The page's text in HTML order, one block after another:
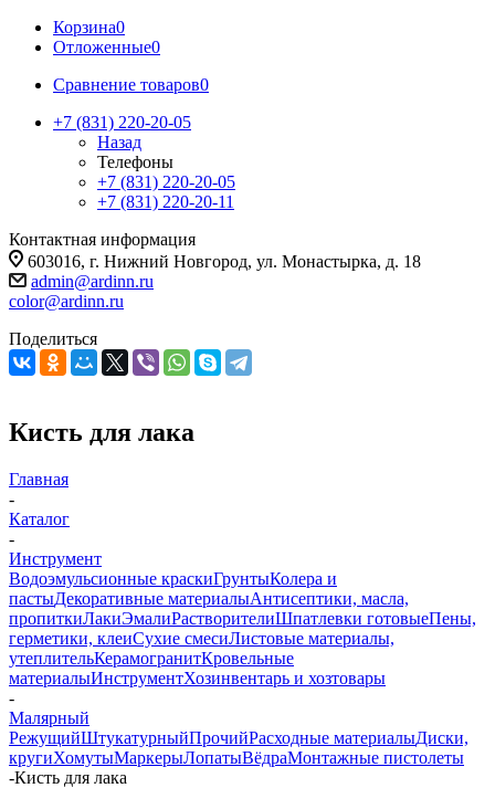
Корзина0
Отложенные0
Сравнение товаров0
+7 (831) 220-20-05
Назад
Телефоны
+7 (831) 220-20-05
+7 (831) 220-20-11
Контактная информация
603016, г. Нижний Новгород, ул. Монастырка, д. 18
admin@ardinn.ru
color@ardinn.ru
Поделиться
Кисть для лака
Главная
-
Каталог
-
Инструмент
Водоэмульсионные краскиГрунтыКолера и
пастыДекоративные материалыАнтисептики, масла,
пропиткиЛакиЭмалиРастворителиШпатлевки готовыеПены,
герметики, клеиСухие смесиЛистовые материалы,
утеплительКерамогранитКровельные
материалыИнструментХозинвентарь и хозтовары
-
Малярный
РежущийШтукатурныйПрочийРасходные материалыДиски,
кругиХомутыМаркерыЛопатыВёдраМонтажные пистолеты
-Кисть для лака